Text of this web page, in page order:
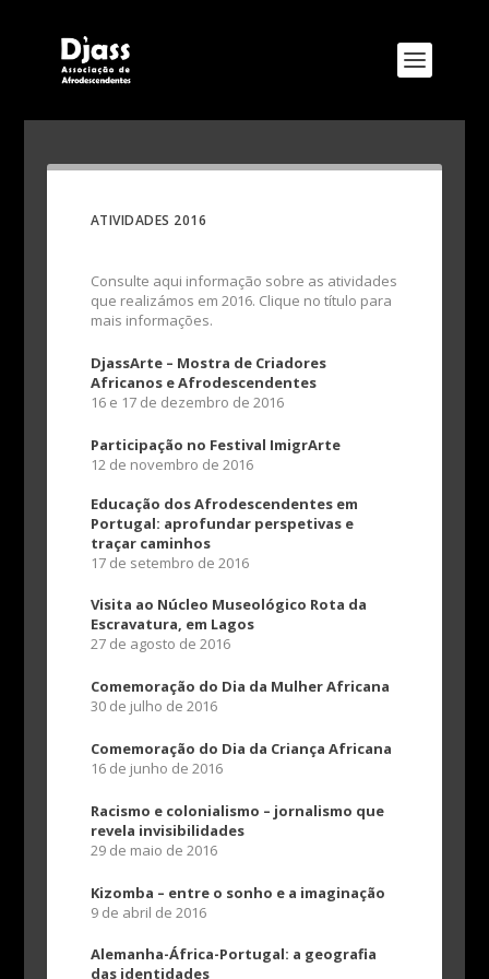
ATIVIDADES 2016
Consulte aqui informação sobre as atividades
que realizámos em 2016. Clique no título para
mais informações.
DjassArte – Mostra de Criadores
Africanos e Afrodescendentes
16 e 17 de dezembro de 2016
Participação no Festival ImigrArte
12 de novembro de 2016
​Educação dos Afrodescendentes em
Portugal: aprofundar perspetivas e
traçar caminhos
17 de setembro de 2016
Visita ao Núcleo Museológico Rota da
Escravatura, em Lagos
27 de agosto de 2016
Comemoração do Dia da Mulher Africana
30 de julho de 2016
Comemoração do Dia da Criança Africana
16 de junho de 2016
Racismo e colonialismo – jornalismo que
revela invisibilidades
29 de maio de 2016
Kizomba – entre o sonho e a imaginação
9 de abril de 2016
Alemanha-África-Portugal: a geografia
das identidades